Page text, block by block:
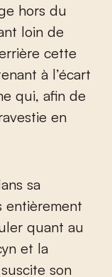
hors du
loin de
cette
à l’écart
qui, afin de
en
sa
entièrement
quant au
et la
son